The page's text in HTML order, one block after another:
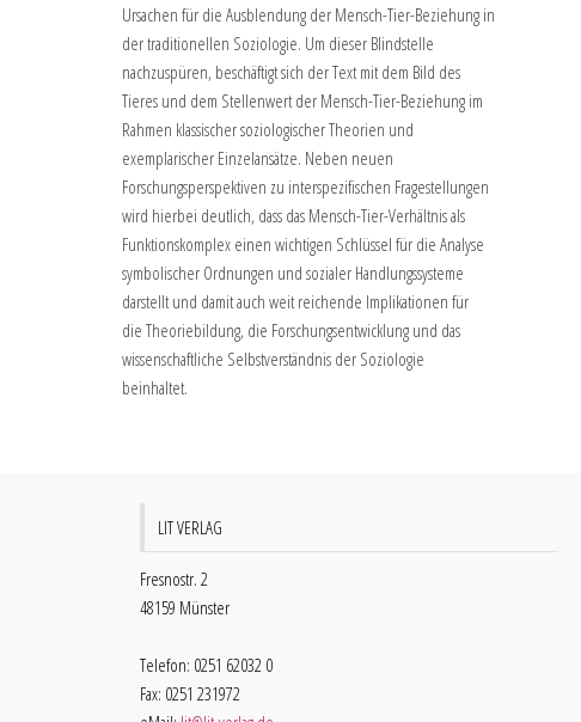
Ursachen für die Ausblendung der Mensch-Tier-Beziehung in
der traditionellen Soziologie. Um dieser Blindstelle
nachzuspüren, beschäftigt sich der Text mit dem Bild des
Tieres und dem Stellenwert der Mensch-Tier-Beziehung im
Rahmen klassischer soziologischer Theorien und
exemplarischer Einzelansätze. Neben neuen
Forschungsperspektiven zu interspezifischen Fragestellungen
wird hierbei deutlich, dass das Mensch-Tier-Verhältnis als
Funktionskomplex einen wichtigen Schlüssel für die Analyse
symbolischer Ordnungen und sozialer Handlungssysteme
darstellt und damit auch weit reichende Implikationen für
die Theoriebildung, die Forschungsentwicklung und das
wissenschaftliche Selbstverständnis der Soziologie
beinhaltet.
LIT VERLAG
Fresnostr. 2
48159 Münster
Telefon: 0251 62032 0
Fax: 0251 231972